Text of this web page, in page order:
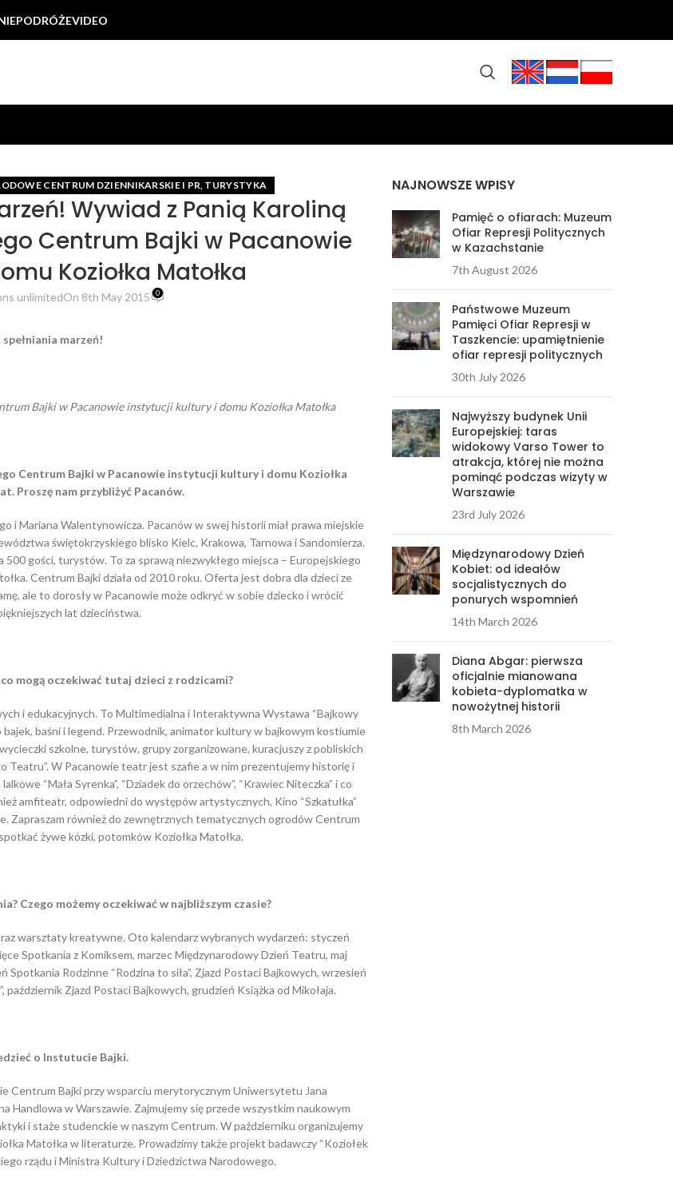
PODRÓŻEVIDEO
CENTRUM DZIENNIKARSKIE I PR TURYSTYKA
Wywiad z Panią Karoliną
Centrum Bajki w Pacanowie
Koziołka Matołka
unlimitedOn 8th May 2015 0
marzeń!
Bajki w Pacanowie instytucji kultury i domu Koziołka Matołka
Centrum Bajki w Pacanowie instytucji kultury i domu Koziołka
Proszę nam przybliżyć Pacanów.
i Mariana Walentynowicza. Pacanów w swej historii miał prawa miejskie
świętokrzyskiego blisko Kielc, Krakowa, Tarnowa i Sandomierza.
gości, turystów. To za sprawą niezwykłego miejsca – Europejskiego
Centrum Bajki działa od 2010 roku. Oferta jest dobra dla dzieci ze
ale to dorosły w Pacanowie może odkryć w sobie dziecko i wrócić
lat dzieciństwa.
mogą oczekiwać tutaj dzieci z rodzicami?
i edukacyjnych. To Multimedialna i Interaktywna Wystawa “Bajkowy
baśni i legend. Przewodnik, animator kultury w bajkowym kostiumie
szkolne, turystów, grupy zorganizowane, kuracjuszy z pobliskich
Teatru”. W Pacanowie teatr jest szafie a w nim prezentujemy historię i
“Mała Syrenka”, “Dziadek do orzechów”, “Krawiec Niteczka” i co
amfiteatr, odpowiedni do występów artystycznych, Kino “Szkatułka”
Zapraszam również do zewnętrznych tematycznych ogrodów Centrum
żywe kózki, potomków Koziołka Matołka.
Czego możemy oczekiwać w najbliższym czasie?
warsztaty kreatywne. Oto kalendarz wybranych wydarzeń: styczeń
Spotkania z Komiksem, marzec Międzynarodowy Dzień Teatru, maj
Rodzinne “Rodzina to siła”, Zjazd Postaci Bajkowych, wrzesień
Zjazd Postaci Bajkowych, grudzień Książka od Mikołaja.
o Instutucie Bajki.
Centrum Bajki przy wsparciu merytorycznym Uniwersytetu Jana
Handlowa w Warszawie. Zajmujemy się przede wszystkim naukowym
i staże studenckie w naszym Centrum. W październiku organizujemy
Matołka w literaturze. Prowadzimy także projekt badawczy “Koziołek
rządu i Ministra Kultury i Dziedzictwa Narodowego.
NAJNOWSZE WPISY
Pamięć o ofiarach: Muzeum
Ofiar Represji Politycznych
w Kazachstanie
7th August 2026
Państwowe Muzeum
Pamięci Ofiar Represji w
Taszkencie: upamiętnienie
ofiar represji politycznych
30th July 2026
Najwyższy budynek Unii
Europejskiej: taras
widokowy Varso Tower to
atrakcja, której nie można
pominąć podczas wizyty w
Warszawie
23rd July 2026
Międzynarodowy Dzień
Kobiet: od ideałów
socjalistycznych do
ponurych wspomnień
14th March 2026
Diana Abgar: pierwsza
oficjalnie mianowana
kobieta-dyplomatka w
nowożytnej historii
8th March 2026